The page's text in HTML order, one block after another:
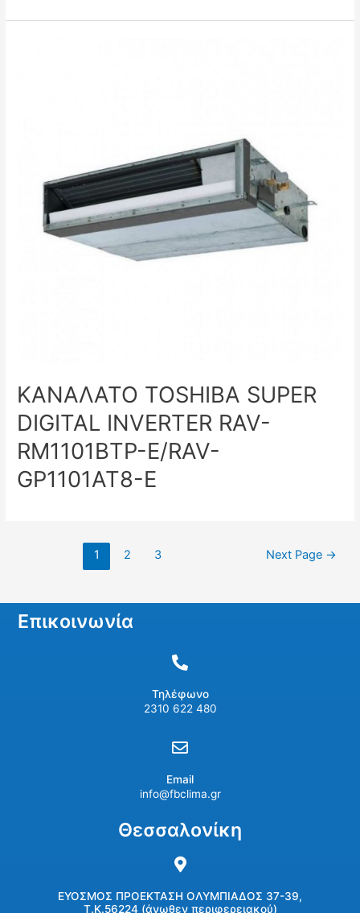
ΚΑΝΑΛΑΤΟ TOSHIBA SUPER
DIGITAL INVERTER RAV-
RM1101BTP-E/RAV-
GP1101AT8-E
1 2 3 Next Page →
Επικοινωνία
Τηλέφωνο
2310 622 480
Email
info@fbclima.gr
Θεσσαλονίκη
ΕΥΟΣΜΟΣ ΠΡΟΕΚΤΑΣΗ ΟΛΥΜΠΙΑΔΟΣ 37-39,
Τ.Κ.56224 (άνωθεν περιφερειακού)